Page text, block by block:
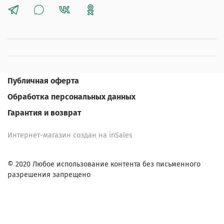
Публичная оферта
Обработка персональных данных
Гарантия и возврат
Интернет-магазин создан на inSales
© 2020 Любое использование контента без письменного
разрешения запрещено